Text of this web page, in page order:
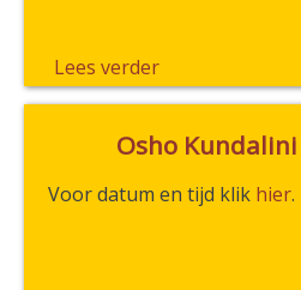
Lees verder
Osho
Voor datum en tijd klik hier.